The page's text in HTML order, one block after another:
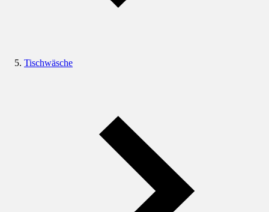
Tischwäsche